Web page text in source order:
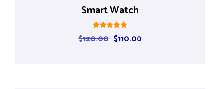
Smart Watch
Rated
5.00
$120.00 $110.00